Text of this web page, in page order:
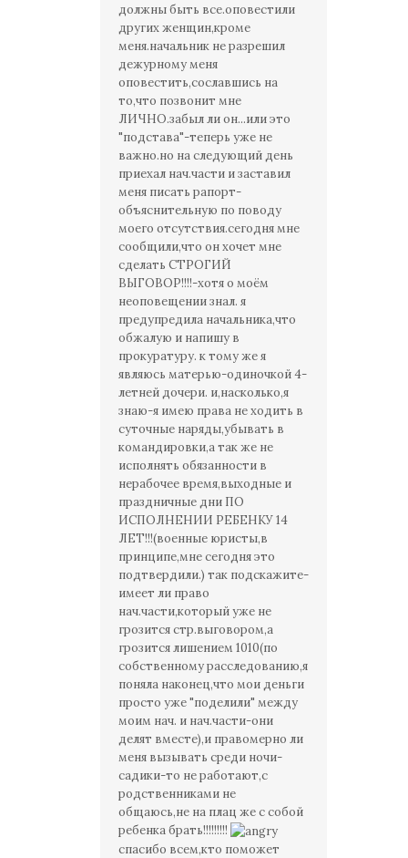
должны быть все.оповестили
других женщин,кроме
меня.начальник не разрешил
дежурному меня
оповестить,сославшись на
то,что позвонит мне
ЛИЧНО.забыл ли он...или это
"подстава"-теперь уже не
важно.но на следующий день
приехал нач.части и заставил
меня писать рапорт-
объяснительную по поводу
моего отсутствия.сегодня мне
сообщили,что он хочет мне
сделать СТРОГИЙ
ВЫГОВОР!!!!-хотя о моём
неоповещении знал. я
предупредила начальника,что
обжалую и напишу в
прокуратуру. к тому же я
являюсь матерью-одиночкой 4-
летней дочери. и,насколько,я
знаю-я имею права не ходить в
суточные наряды,убывать в
командировки,а так же не
исполнять обязанности в
нерабочее время,выходные и
праздничные дни ПО
ИСПОЛНЕНИИ РЕБЕНКУ 14
ЛЕТ!!!(военные юристы,в
принципе,мне сегодня это
подтвердили.) так подскажите-
имеет ли право
нач.части,который уже не
грозится стр.выговором,а
грозится лишением 1010(по
собственному расследованию,я
поняла наконец,что мои деньги
просто уже "поделили" между
моим нач. и нач.части-они
делят вместе),и правомерно ли
меня вызывать среди ночи-
садики-то не работают,с
родственниками не
общаюсь,не на плац же с собой
ребенка брать!!!!!!!!!
спасибо всем,кто поможет